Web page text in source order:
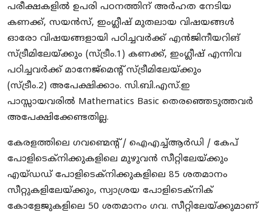
പരീക്ഷകളിൽ ഉപരി പഠനത്തിന് അർഹത നേടിയ
കണക്ക്, സയൻസ്, ഇംഗ്ലീഷ് മുതലായ വിഷയങ്ങൾ
ഓരോ വിഷയങ്ങളായി പഠിച്ചവർക്ക് എൻജിനീയറിങ്
സ്ട്രീമിലേയ്ക്കും (സ്ട്രീം.1) കണക്ക്, ഇംഗ്ലീഷ് എന്നിവ
പഠിച്ചവർക്ക് മാനേജ്‌മെന്റ്‌ സ്ട്രീമിലേയ്ക്കും
(സ്ട്രീം.2) അപേക്ഷിക്കാം. സി.ബി.എസ്.ഇ
പാസ്സായവരിൽ Mathematics Basic തെരഞ്ഞെടുത്തവർ
അപേക്ഷിക്കേണ്ടതില്ല.
കേരളത്തിലെ ഗവണ്മെന്റ് / ഐഎച്ച്ആർഡി / കേപ്
പോളിടെക്‌നിക്കുകളിലെ മുഴുവൻ സീറ്റിലേയ്ക്കും
എയ്ഡഡ് പോളിടെക്‌നിക്കുകളിലെ 85 ശതമാനം
സീറ്റുകളിലേയ്ക്കും, സ്വാശ്രയ പോളിടെക്‌നിക്
കോളേജുകളിലെ 50 ശതമാനം ഗവ. സീറ്റിലേയ്ക്കുമാണ്